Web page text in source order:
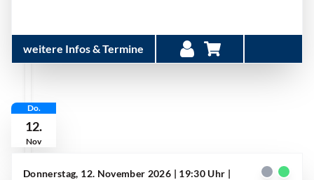
weitere Infos & Termine
Do.
12.
Nov
Donnerstag, 12. November 2026 | 19:30 Uhr |